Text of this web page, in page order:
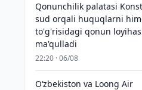
Qonunchilik palatasi
sud orqali huquqlarni
to'g'risidagi qonun
ma'qulladi
22:20 · 06/08
Oʻzbekiston va Loong Air